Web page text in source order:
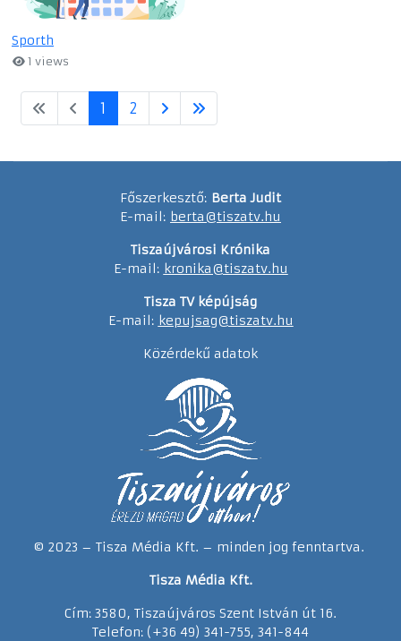
Sporth
1 views
1 2
Főszerkesztő: Berta Judit
E-mail: berta@tiszatv.hu
Tiszaújvárosi Krónika
E-mail: kronika@tiszatv.hu
Tisza TV képújság
E-mail: kepujsag@tiszatv.hu
Közérdekű adatok
© 2023 – Tisza Média Kft. – minden jog fenntartva.
Tisza Média Kft.
Cím: 3580, Tiszaújváros Szent István út 16.
Telefon: (+36 49) 341-755, 341-844